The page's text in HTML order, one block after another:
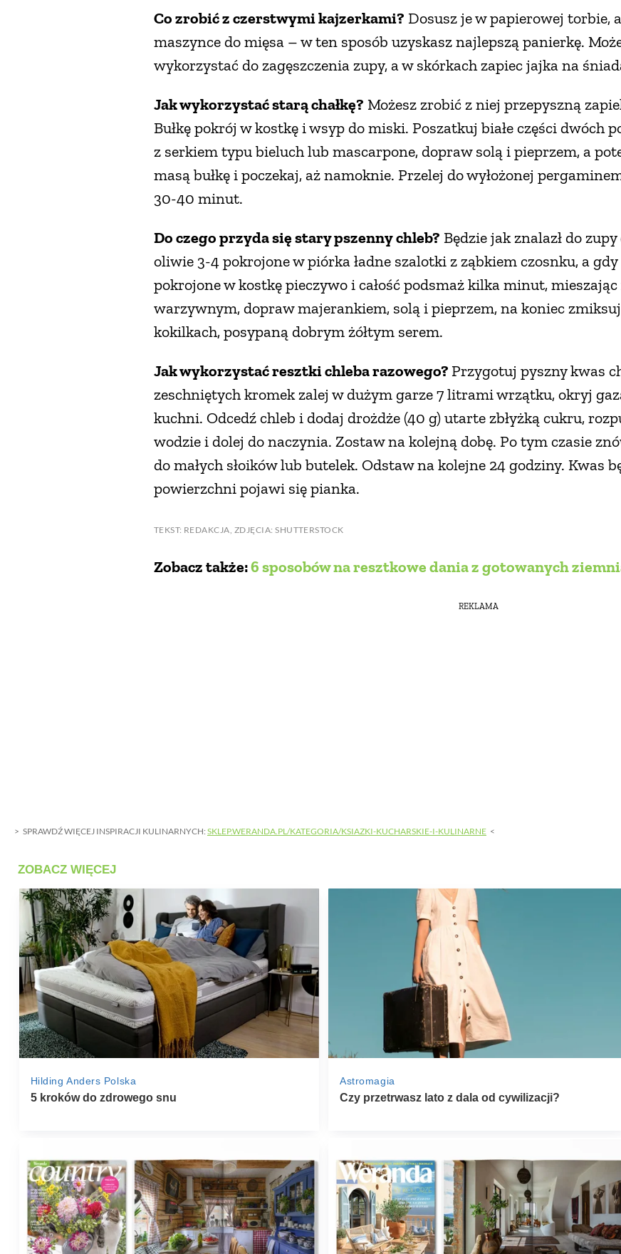
Co zrobić z czerstwymi kajzerkami? Dosusz je w papierowej torbie,
maszynce do mięsa – w ten sposób uzyskasz najlepszą panierkę.
wykorzystać do zagęszczenia zupy, a w skórkach zapiec jajka na
Jak wykorzystać starą chałkę? Możesz zrobić z niej przepyszną
Bułkę pokrój w kostkę i wsyp do miski. Poszatkuj białe części dwóch
z serkiem typu bieluch lub mascarpone, dopraw solą i pieprzem, a
masą bułkę i poczekaj, aż namoknie. Przelej do wyłożonej
30-40 minut.
Do czego przyda się stary pszenny chleb? Będzie jak znalazł do
oliwie 3-4 pokrojone w piórka ładne szalotki z ząbkiem czosnku, a
pokrojone w kostkę pieczywo i całość podsmaż kilka minut,
warzywnym, dopraw majerankiem, solą i pieprzem, na koniec
kokilkach, posypaną dobrym żółtym serem.
Jak wykorzystać resztki chleba razowego? Przygotuj pyszny kwas
zeschniętych kromek zalej w dużym garze 7 litrami wrzątku, okryj
kuchni. Odcedź chleb i dodaj drożdże (40 g) utarte zbłyżką cukru,
wodzie i dolej do naczynia. Zostaw na kolejną dobę. Po tym czasie
do małych słoików lub butelek. Odstaw na kolejne 24 godziny. Kwas
powierzchni pojawi się pianka.
TEKST: REDAKCJA, ZDJĘCIA: SHUTTERSTOCK
Zobacz także:6 sposobów na resztkowe dania z gotowanych
REKLAMA
SPRAWDŹ WIĘCEJ INSPIRACJI KULINARNYCH: SKLEP.WERANDA.PL/KATEGORIA/KSIAZKI-KUCHARSKIE-I-KULINARNE